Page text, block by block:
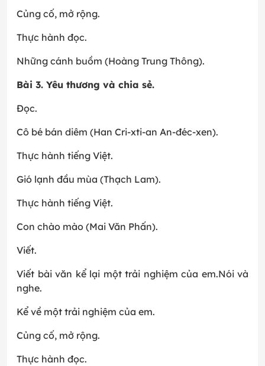
Củng cố, mở rộng.
Thực hành đọc.
Những cánh buồm (Hoàng Trung Thông).
Bài 3. Yêu thương và chia sẻ.
Đọc.
Cô bé bán diêm (Han Cri-xti-an An-đéc-xen).
Thực hành tiếng Việt.
Gió lạnh đầu mùa (Thạch Lam).
Thực hành tiếng Việt.
Con chào mào (Mai Văn Phấn).
Viết.
Viết bài văn kể lại một trải nghiệm của em.Nói và
nghe.
Kể về một trải nghiệm của em.
Củng cố, mở rộng.
Thực hành đọc.